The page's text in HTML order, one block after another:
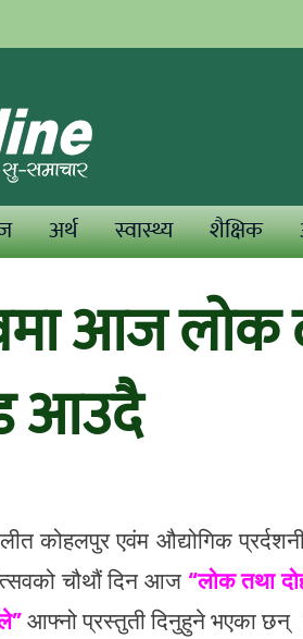
अर्थ स्वास्थ्य शैक्षिक
आज लोक
आउदै
कोहलपुर एवंम औद्योगिक
चौथौं दिन आज“लोक तथा
आफ्नो प्रस्तुती दिनुहुने भएका छन्